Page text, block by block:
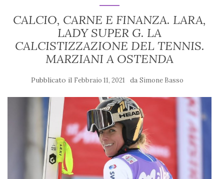
CALCIO, CARNE E FINANZA. LARA,
LADY SUPER G. LA
CALCISTIZZAZIONE DEL TENNIS.
MARZIANI A OSTENDA
Pubblicato il Febbraio 11, 2021 da Simone Basso